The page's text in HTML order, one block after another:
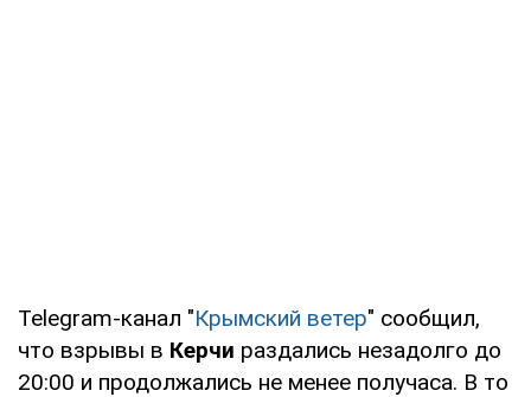
Telegram-канал "Крымский ветер" сообщил,
что взрывы в Керчи раздались незадолго до
20:00 и продолжались не менее получаса. В то